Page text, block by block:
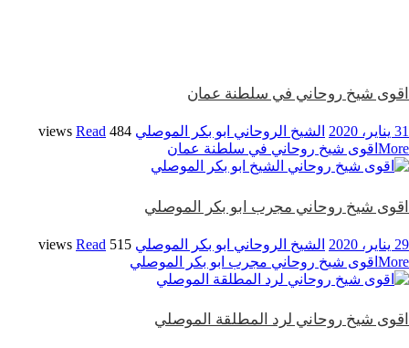
اقوى شيخ روحاني في سلطنة عمان
31 يناير، 2020 الشيخ الروحاني ابو بكر الموصلي 484 views
Read
More اقوى شيخ روحاني في سلطنة عمان
اقوى شيخ روحاني مجرب ابو بكر الموصلي
29 يناير، 2020 الشيخ الروحاني ابو بكر الموصلي 515 views
Read
More اقوى شيخ روحاني مجرب ابو بكر الموصلي
اقوى شيخ روحاني لرد المطلقة الموصلي